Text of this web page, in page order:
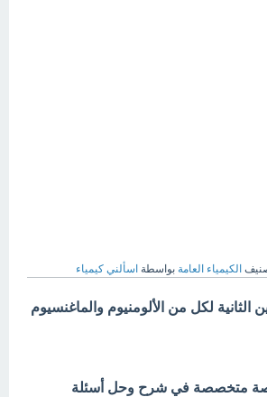
الكيمياء العامة بواسطة اسألني كيمياء
الثانية لكل من الألومنيوم والماغنسيوم
متخصصة في شرح وحل أسئلة